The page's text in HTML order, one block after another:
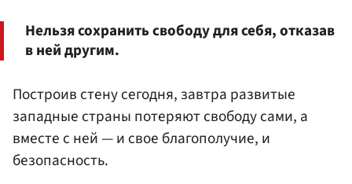
Нельзя сохранить свободу для себя, отказав
в ней другим.
Построив стену сегодня, завтра развитые
западные страны потеряют свободу сами, а
вместе с ней — и свое благополучие, и
безопасность.